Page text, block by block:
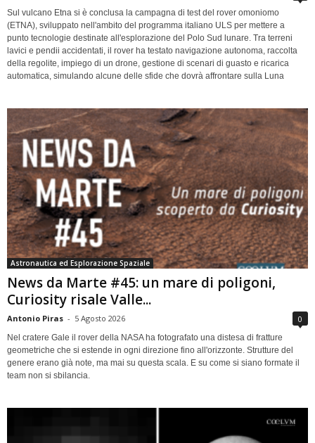
Sul vulcano Etna si è conclusa la campagna di test del rover omoniomo
(ETNA), sviluppato nell'ambito del programma italiano ULS per mettere a
punto tecnologie destinate all'esplorazione del Polo Sud lunare. Tra terreni
lavici e pendii accidentati, il rover ha testato navigazione autonoma, raccolta
della regolite, impiego di un drone, gestione di scenari di guasto e ricarica
automatica, simulando alcune delle sfide che dovrà affrontare sulla Luna
Astronautica ed Esplorazione Spaziale
News da Marte #45: un mare di poligoni,
Curiosity risale Valle...
Antonio Piras - 5 Agosto 2026 0
Nel cratere Gale il rover della NASA ha fotografato una distesa di fratture
geometriche che si estende in ogni direzione fino all'orizzonte. Strutture del
genere erano già note, ma mai su questa scala. E su come si siano formate il
team non si sbilancia.